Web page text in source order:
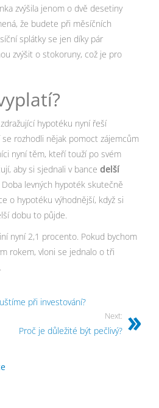
zvýšila jenom o dvě desetiny
že budete při měsíčních
splátky se jen díky pár
zvýšit o stokoruny, což je pro
hypotéku nyní řeší
rozhodli nějak pomoct zájemcům
nyní těm, kteří touží po svém
aby si sjednali v bance delší
Doba levných hypoték skutečně
o hypotéku výhodnější, když si
dobu to půjde.
nyní 2,1 procento. Pokud bychom
rokem, vloni se jednalo o tři
při investování?
Next:
Proč je důležité být pečlivý?